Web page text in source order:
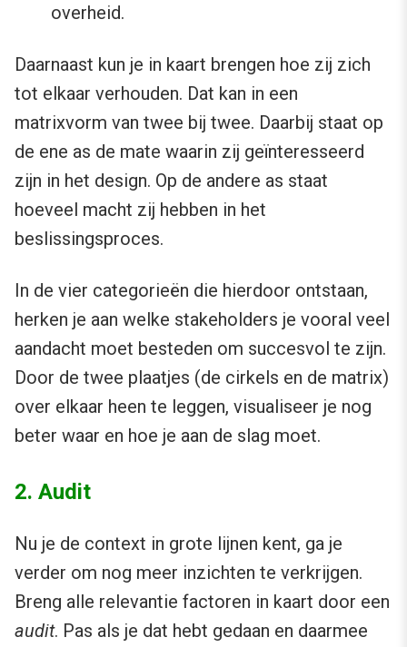
overheid.
Daarnaast kun je in kaart brengen hoe zij zich
tot elkaar verhouden. Dat kan in een
matrixvorm van twee bij twee. Daarbij staat op
de ene as de mate waarin zij geïnteresseerd
zijn in het design. Op de andere as staat
hoeveel macht zij hebben in het
beslissingsproces.
In de vier categorieën die hierdoor ontstaan,
herken je aan welke stakeholders je vooral veel
aandacht moet besteden om succesvol te zijn.
Door de twee plaatjes (de cirkels en de matrix)
over elkaar heen te leggen, visualiseer je nog
beter waar en hoe je aan de slag moet.
2. Audit
Nu je de context in grote lijnen kent, ga je
verder om nog meer inzichten te verkrijgen.
Breng alle relevantie factoren in kaart door een
audit. Pas als je dat hebt gedaan en daarmee